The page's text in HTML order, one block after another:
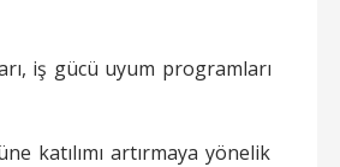
iş gücü uyum programları
katılımı artırmaya yönelik